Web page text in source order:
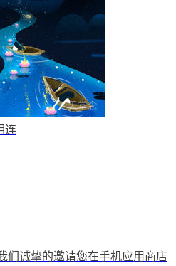
连
们诚挚的邀请您在手机应用商店